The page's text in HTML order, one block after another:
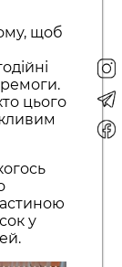
щоб
цього
у